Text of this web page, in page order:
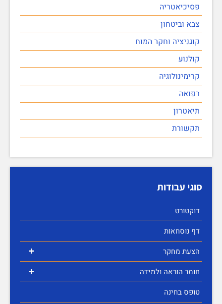
פסיכיאטריה
צבא וביטחון
קוגניציה וחקר המוח
קולנוע
קרימינולוגיה
רפואה
תיאטרון
תקשורת
סוגי עבודות
דוקטורט
דף נוסחאות
+ הצעת מחקר
+
חומר הוראה ולמידה
טופס בחינה